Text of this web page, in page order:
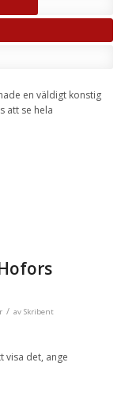
en väldigt konstig
att se hela
/ av Skribent
visa det, ange